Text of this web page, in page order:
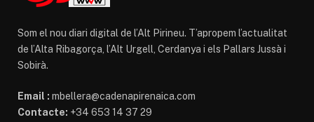
Som el nou diari digital de l’Alt Pirineu. T’apropem l’actualitat
de l’Alta Ribagorça, l’Alt Urgell, Cerdanya i els Pallars Jussà i
Sobirà.
Email : mbellera@cadenapirenaica.com
Contacte: +34 653 14 37 29